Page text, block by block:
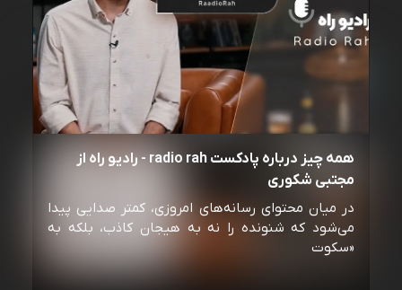
همه چیز درباره پادکست radio rah - رادیو راه از
مجتبی شکوری
در میان محتوای رسانه‌های امروزی، کمتر صدایی پیدا
می‌شود که شنونده را نه به هیجان کاذب، بلکه به
«سکوت